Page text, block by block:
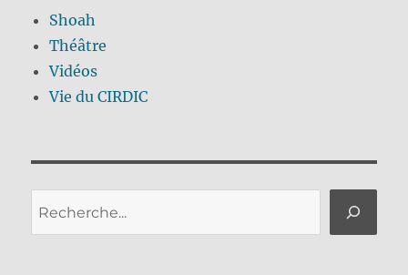
Shoah
Théâtre
Vidéos
Vie du CIRDIC